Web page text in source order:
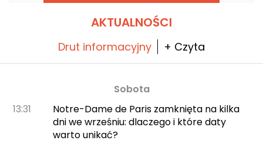
AKTUALNOŚCI
Drut informacyjny + Czyta
Sobota
13:31
Notre-Dame de Paris zamknięta na kilka
dni we wrześniu: dlaczego i które daty
warto unikać?